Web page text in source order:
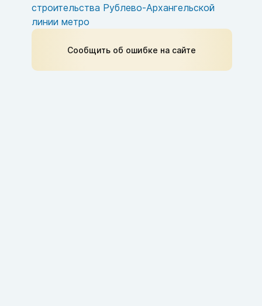
строительства Рублево-Архангельской
линии метро
Сообщить об ошибке на сайте